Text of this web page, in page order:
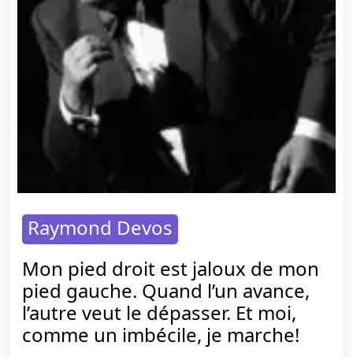
Raymond Devos
Mon pied droit est jaloux de mon
pied gauche. Quand l’un avance,
l’autre veut le dépasser. Et moi,
comme un imbécile, je marche!